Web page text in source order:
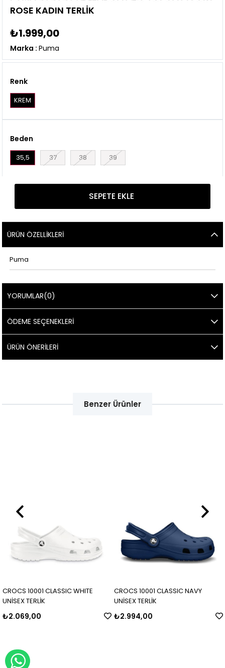
ROSE KADIN TERLİK
₺1.999,00
Marka : Puma
Renk
KREM
Beden
35,5 37 38 39
ÜRÜN ÖZELLIKLERI
Puma
YORUMLAR(0)
ÖDEME SEÇENEKLERI
ÜRÜN ÖNERILERI
Benzer Ürünler
CROCS 10001 CLASSIC WHITE
UNİSEX TERLİK
₺2.069,00
CROCS 10001 CLASSIC NAVY
UNİSEX TERLİK
₺2.994,00